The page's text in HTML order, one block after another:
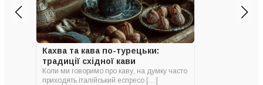
Кахва та кава по-турецьки:
традиції східної кави
Коли ми говоримо про каву, на думку часто
приходять італійський еспресо […]